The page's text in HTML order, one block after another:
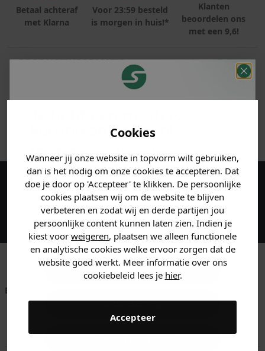
Cookies
Wanneer jij onze website in topvorm wilt gebruiken,
dan is het nodig om onze cookies te accepteren. Dat
doe je door op 'Accepteer' te klikken. De persoonlijke
cookies plaatsen wij om de website te blijven
verbeteren en zodat wij en derde partijen jou
persoonlijke content kunnen laten zien. Indien je
kiest voor weigeren, plaatsen we alleen functionele
en analytische cookies welke ervoor zorgen dat de
website goed werkt. Meer informatie over ons
cookiebeleid lees je hier.
Accepteer
Betaal achteraf
met Klarna
Voor 23:59 besteld
is morgen in huis!*
Klanten
beoordelen ons
met een 9,6!
PRODUCTINFORMATIE
MATERIAAL & WASVOORSCHRIFT
ANDERE BESTELDEN OOK
Maak een account aan en ontvang 5%
korting op je eerste bestelling!
Betaal achteraf met
Klarna
is morgen in huis!*
ons met een 9,6!
Klantenservice
korting ontvangen!
Vertel ons waar je naar op
zoek bent en claim direct
jouwkorting.
Heren kleding
Dames kleding
Kids kleding